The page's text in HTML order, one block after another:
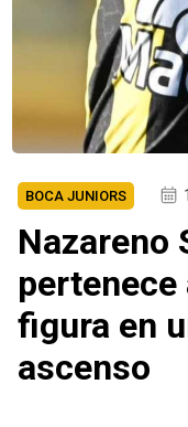
BOCA JUNIORS
Nazareno
pertenece
figura en
ascenso